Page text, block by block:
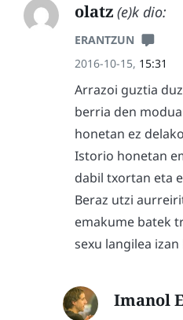
olatz (e)k dio:
ERANTZUN
2016-10-15, 15:31
Arrazoi guztia
berria den
honetan ez
Istorio honetan
dabil txortan eta
Beraz utzi
emakume batek
sexu langilea izan
Imanol